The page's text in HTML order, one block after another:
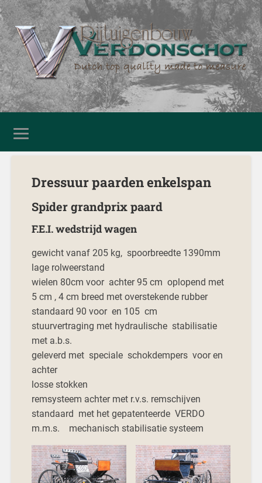
Dressuur paarden enkelspan
Spider grandprix paard
F.E.I. wedstrijd wagen
gewicht vanaf 205 kg, spoorbreedte 1390mm
lage rolweerstand
wielen 80cm voor achter 95 cm oplopend met
5 cm , 4 cm breed met overstekende rubber
standaard 90 voor en 105 cm
stuurvertraging met hydraulische stabilisatie
met a.b.s.
geleverd met speciale schokdempers voor en
achter
losse stokken
remsysteem achter met r.v.s. remschijven
standaard met het gepatenteerde VERDO
m.m.s. mechanisch stabilisatie systeem